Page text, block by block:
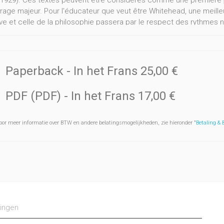
majeur. Pour l'éducateur que veut être Whitehead, une
et celle de la philosophie passera par le respect des rythmes
Paperback - In het Frans 25,00 €
PDF (PDF) - In het Frans 17,00 €
meer informatie over BTW en andere belatingsmogelijkheden, zie hieronder "Betaling &